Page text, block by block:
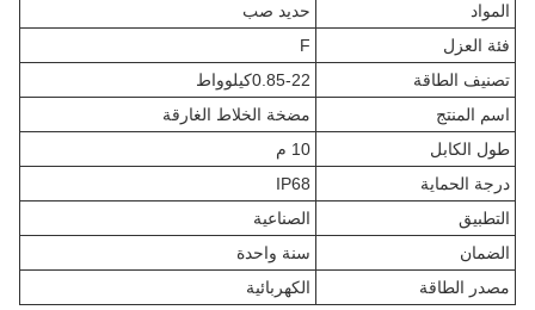
المواد
حديد صب
فئة العزل
F
تصنيف الطاقة
0.85-22كيلوواط
اسم المنتج
مضخة الخلاط الغارقة
طول الكابل
10 م
درجة الحماية
IP68
التطبيق
الصناعية
الضمان
سنة واحدة
مصدر الطاقة
الكهربائية